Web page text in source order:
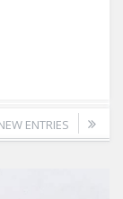
ENTRIES